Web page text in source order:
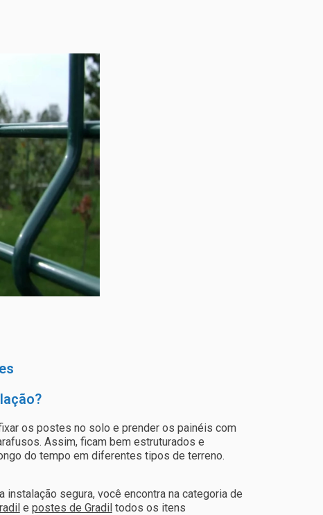
os postes no solo e prender os painéis com
Assim, ficam bem estruturados e
do tempo em diferentes tipos de terreno.
instalação segura, você encontra na categoria de
e postes de Gradiltodos os itens